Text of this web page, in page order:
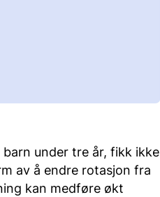
under tre år, fikk ikke
av å endre rotasjon fra
kan medføre økt